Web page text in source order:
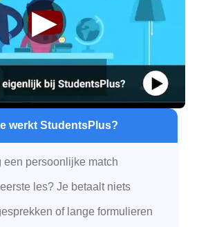
▶
werkt StudentsPlus?
een persoonlijke match
les? Je betaalt niets
of lange formulieren